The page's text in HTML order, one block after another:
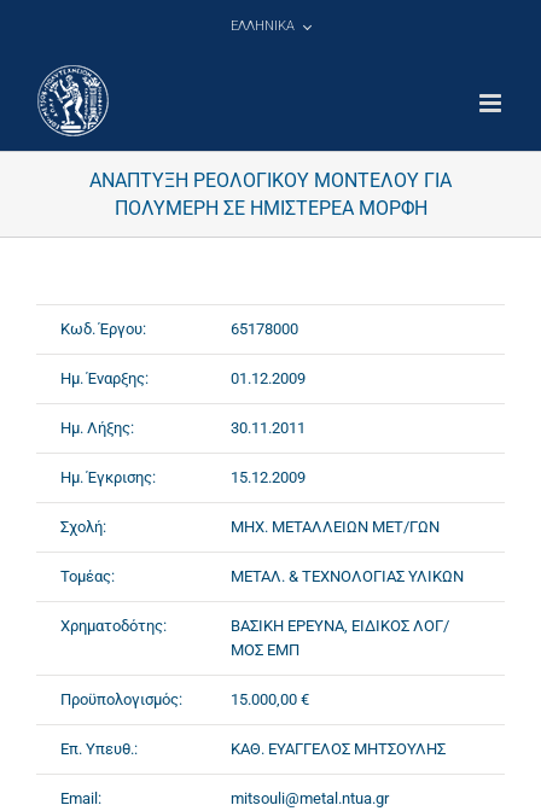
ΕΛΛΗΝΙΚΑ
ΑΝΑΠΤΥΞΗ ΡΕΟΛΟΓΙΚΟΥ ΜΟΝΤΕΛΟΥ ΓΙΑ
ΠΟΛΥΜΕΡΗ ΣΕ ΗΜΙΣΤΕΡΕΑ ΜΟΡΦΗ
Κωδ. Έργου: 65178000
Ημ. Έναρξης: 01.12.2009
Ημ. Λήξης: 30.11.2011
Ημ. Έγκρισης: 15.12.2009
Σχολή: ΜΗΧ. ΜΕΤΑΛΛΕΙΩΝ ΜΕΤ/ΓΩΝ
Τομέας: ΜΕΤΑΛ. & ΤΕΧΝΟΛΟΓΙΑΣ ΥΛΙΚΩΝ
Χρηματοδότης:
ΒΑΣΙΚΗ ΕΡΕΥΝΑ, ΕΙΔΙΚΟΣ ΛΟΓ/
ΜΟΣ ΕΜΠ
Προϋπολογισμός: 15.000,00 €
Επ. Υπευθ.: ΚΑΘ. ΕΥΑΓΓΕΛΟΣ ΜΗΤΣΟΥΛΗΣ
Email: mitsouli@metal.ntua.gr